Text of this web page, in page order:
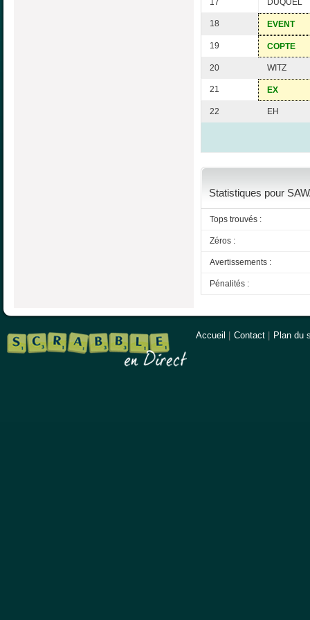
17 DUQUEL
18 EVENT
19 COPTE
20 WITZ
21 EX
22 EH
Statistiques pour
Tops trouvés :
Zéros :
Avertissements :
Pénalités :
Accueil Contact Plan du